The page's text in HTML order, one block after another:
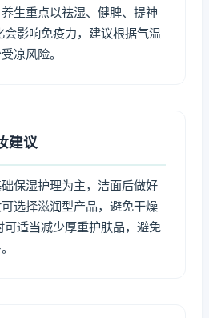
生重点以祛湿、健脾、提神
会影响免疫力，建议根据气温
凉风险。
建议
保湿护理为主，洁面后做好
选择滋润型产品，避免干燥
适当减少厚重护肤品，避免